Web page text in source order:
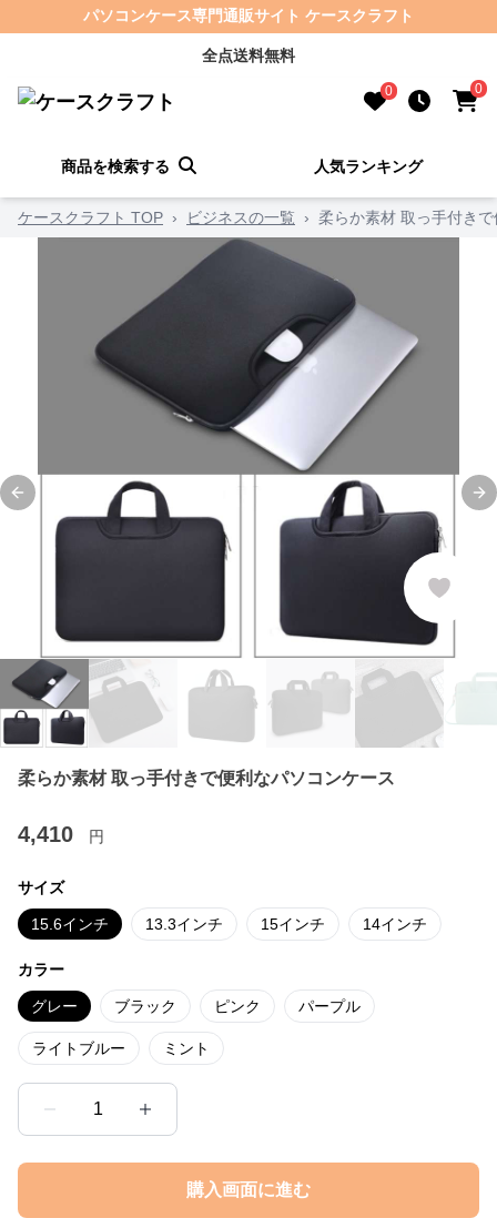
パソコンケース専門通販サイト ケースクラフト
全点送料無料
0 0
商品を検索する 人気ランキング
ケースクラフト TOP › ビジネスの一覧 › 柔らか素材 取っ手付き
Previous slide
柔らか素材 取っ手付きで便利なパソコンケース
4,410 円
サイズ
15.6インチ 13.3インチ 15インチ 14インチ
カラー
グレー ブラック ピンク パープル
ライトブルー ミント
1
購入画面に進む